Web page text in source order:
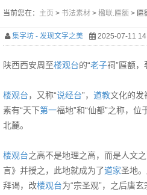
当前您在： 主页 > 书法素材 > 楹联.匾额 > 匾
集字坊 - 发现文字之美 2025-07-11
陕西西安周至楼观台的“老子祠”匾额
楼观台，又称“说经台”， 道教文化的发
素有“天下第一福地”和“仙都”之称，
北麓。
楼观台之高不是地理之高，而是人文
言》并授之，此地就成为了道家圣地
拜谒，改楼观台为“宗圣观”，之后唐